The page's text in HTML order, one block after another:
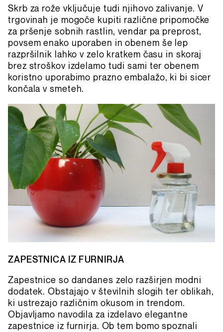
Skrb za rože vključuje tudi njihovo zalivanje. V
trgovinah je mogoče kupiti različne pripomočke
za pršenje sobnih rastlin, vendar pa preprost,
povsem enako uporaben in obenem še lep
razpršilnik lahko v zelo kratkem času in skoraj
brez stroškov izdelamo tudi sami ter obenem
koristno uporabimo prazno embalažo, ki bi sicer
končala v smeteh.
ZAPESTNICA IZ FURNIRJA
Zapestnice so dandanes zelo razširjen modni
dodatek. Obstajajo v številnih slogih ter oblikah,
ki ustrezajo različnim okusom in trendom.
Objavljamo navodila za izdelavo elegantne
zapestnice iz furnirja. Ob tem bomo spoznali